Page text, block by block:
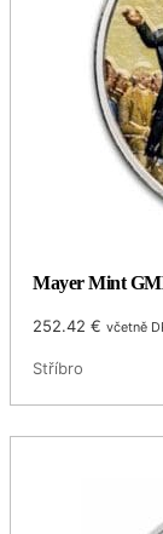
Mayer Mint
252.42€ včetně
Stříbro